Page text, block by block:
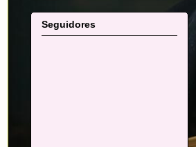
Seguidores